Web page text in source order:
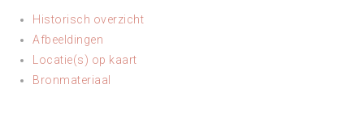
Historisch overzicht
Afbeeldingen
Locatie(s) op kaart
Bronmateriaal